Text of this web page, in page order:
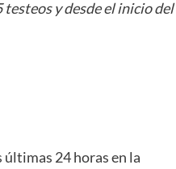
y desde el inicio del
24 horas en la